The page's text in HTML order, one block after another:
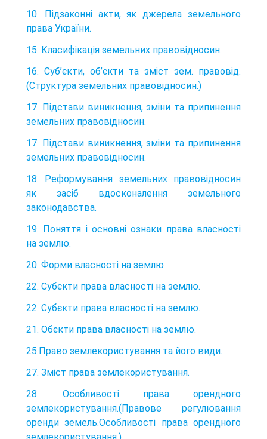
10. Підзаконні акти, як джерела земельного
права України.
15. Класифікація земельних правовідносин.
16. Суб’єкти, об’єкти та зміст зем. правовід.
(Структура земельних правовідносин.)
17. Підстави виникнення, зміни та припинення
земельних правовідносин.
17. Підстави виникнення, зміни та припинення
земельних правовідносин.
18. Реформування земельних правовідносин
як засіб вдосконалення земельного
законодавства.
19. Поняття і основні ознаки права власності
на землю.
20. Форми власності на землю
22. Субєкти права власності на землю.
22. Субєкти права власності на землю.
21. Обєкти права власності на землю.
25.Право землекористування та його види.
27. Зміст права землекористування.
28. Особливості права орендного
землекористування.(Правове регулювання
оренди земель.Особливості права орендного